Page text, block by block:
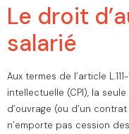
Le droit
salarié
Aux termes de l’article
intellectuelle (CPI), la
d’ouvrage (ou d’un
n’emporte pas cession